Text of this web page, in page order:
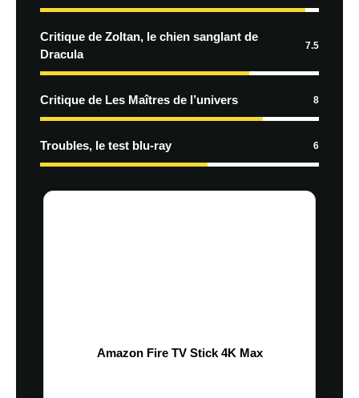
Critique de Zoltan, le chien sanglant de
Dracula
7.5
Critique de Les Maîtres de l’univers 8
Troubles, le test blu-ray 6
Amazon Fire TV Stick 4K Max